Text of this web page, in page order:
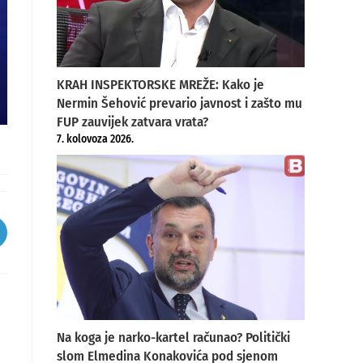
KRAH INSPEKTORSKE MREŽE: Kako je
Nermin Šehović prevario javnost i zašto mu
FUP zauvijek zatvara vrata?
7. kolovoza 2026.
Na koga je narko-kartel računao? Politički
slom Elmedina Konakovića pod sjenom